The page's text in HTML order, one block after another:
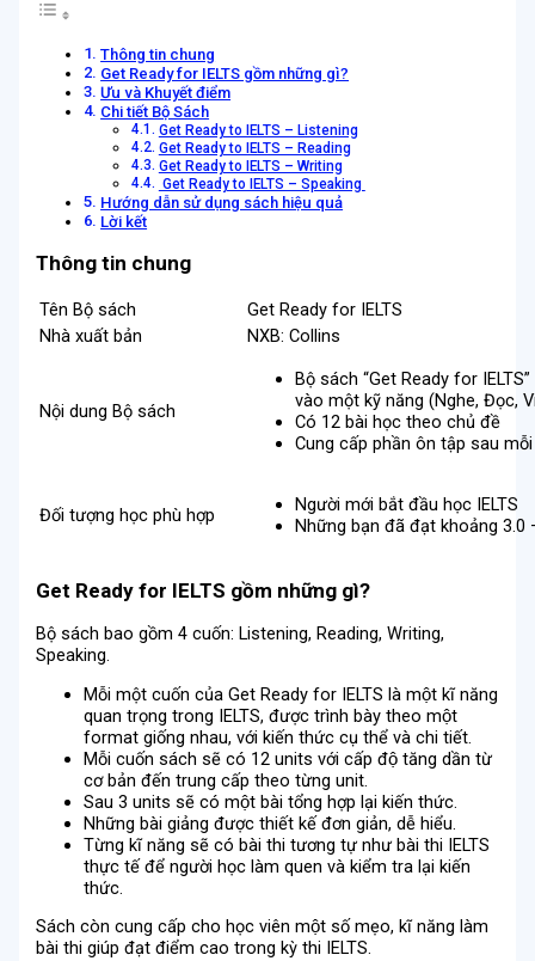
Thông tin chung
Get Ready for IELTS gồm những gì?
Ưu và Khuyết điểm
Chi tiết Bộ Sách
Get Ready to IELTS – Listening
Get Ready to IELTS – Reading
Get Ready to IELTS – Writing
Get Ready to IELTS – Speaking
Hướng dẫn sử dụng sách hiệu quả
Lời kết
Thông tin chung
Tên Bộ sách
Get Ready for IELTS
Nhà xuất bản
NXB: Collins
Nội dung Bộ sách
Bộ sách “Get Ready for
vào một kỹ năng (Nghe, Đọc,
Có 12 bài học theo chủ đề
Cung cấp phần ôn tập sau
Đối tượng học phù hợp
Người mới bắt đầu học IELTS
Những bạn đã đạt khoảng 3.0
Get Ready for IELTS gồm những gì?
Bộ sách bao gồm 4 cuốn: Listening, Reading, Writing,
Speaking.
Mỗi một cuốn của Get Ready for IELTS là một kĩ năng
quan trọng trong IELTS, được trình bày theo một
format giống nhau, với kiến thức cụ thể và chi tiết.
Mỗi cuốn sách sẽ có 12 units với cấp độ tăng dần từ
cơ bản đến trung cấp theo từng unit.
Sau 3 units sẽ có một bài tổng hợp lại kiến thức.
Những bài giảng được thiết kế đơn giản, dễ hiểu.
Từng kĩ năng sẽ có bài thi tương tự như bài thi IELTS
thực tế để người học làm quen và kiểm tra lại kiến
thức.
Sách còn cung cấp cho học viên một số mẹo, kĩ năng làm
bài thi giúp đạt điểm cao trong kỳ thi IELTS.